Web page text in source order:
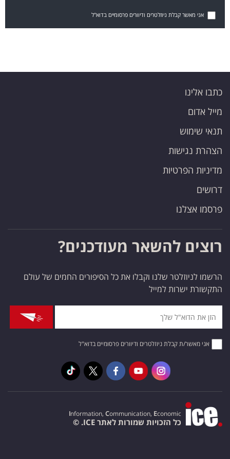
אני מאשר קבלת ניוזלטרים ודיוורים פרסומיים בדוא"ל
כתבו אלינו
מייל אדום
תנאי שימוש
הצהרת נגישות
מדיניות הפרטיות
דרושים
פרסמו אצלנו
רוצים להשאר מעודכנים?
הרשמו לניוזלטר שלנו וקבלו את כל הסיפורים החמים של עולם
התקשורת ישרות למייל
אני מאשר/ת קבלת ניוזלטרים ודיוורים פרסומיים בדוא"ל
Information, Communication, Economic
כל הזכויות שמורות לאתר ICE. ©